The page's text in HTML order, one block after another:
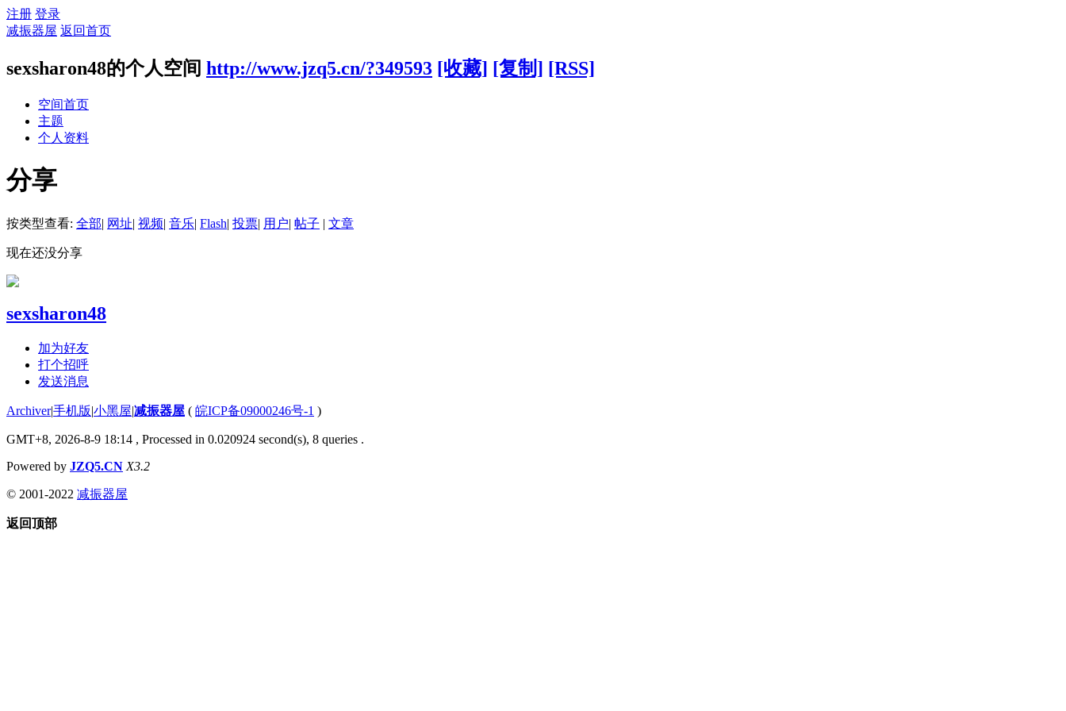
注册 登录
减振器屋 返回首页
sexsharon48的个人空间 http://www.jzq5.cn/?349593 [收藏] [复制] [RSS]
空间首页
主题
个人资料
分享
按类型查看: 全部| 网址| 视频| 音乐| Flash| 投票| 用户| 帖子 | 文章
现在还没分享
sexsharon48
加为好友
打个招呼
发送消息
Archiver|手机版|小黑屋|减振器屋 ( 皖ICP备09000246号-1 )
GMT+8, 2026-8-9 18:14 , Processed in 0.020924 second(s), 8 queries .
Powered by JZQ5.CN X3.2
© 2001-2022 减振器屋
返回顶部